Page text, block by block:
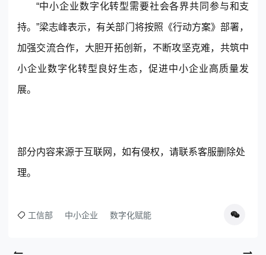
“中小企业数字化转型需要社会各界共同参与和支
持。”梁志峰表示，有关部门将按照《行动方案》部署，
加强交流合作，大胆开拓创新，不断攻坚克难，共筑中
小企业数字化转型良好生态，促进中小企业高质量发
展。
部分内容来源于互联网，如有侵权，请联系客服删除处
理。
工信部 中小企业 数字化赋能